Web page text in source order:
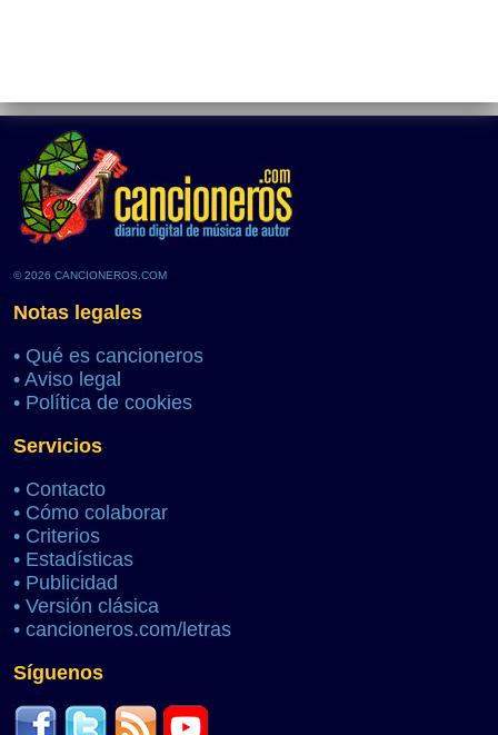
© 2026 CANCIONEROS.COM
Notas legales
• Qué es cancioneros
• Aviso legal
• Política de cookies
Servicios
• Contacto
• Cómo colaborar
• Criterios
• Estadísticas
• Publicidad
• Versión clásica
• cancioneros.com/letras
Síguenos